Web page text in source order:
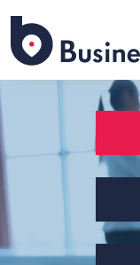
Business